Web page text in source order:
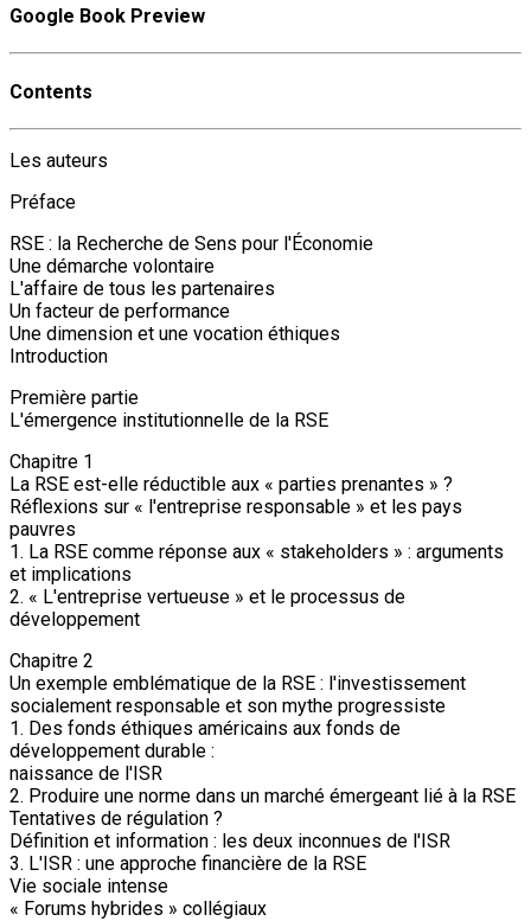
Google Book Preview
Contents
Les auteurs
Préface
RSE : la Recherche de Sens pour l'Économie
Une démarche volontaire
L'affaire de tous les partenaires
Un facteur de performance
Une dimension et une vocation éthiques
Introduction
Première partie
L'émergence institutionnelle de la RSE
Chapitre 1
La RSE est-elle réductible aux « parties prenantes » ?
Réflexions sur « l'entreprise responsable » et les pays
pauvres
1. La RSE comme réponse aux « stakeholders » : arguments
et implications
2. « L'entreprise vertueuse » et le processus de
développement
Chapitre 2
Un exemple emblématique de la RSE : l'investissement
socialement responsable et son mythe progressiste
1. Des fonds éthiques américains aux fonds de
développement durable :
naissance de l'ISR
2. Produire une norme dans un marché émergeant lié à la RSE
Tentatives de régulation ?
Définition et information : les deux inconnues de l'ISR
3. L'ISR : une approche financière de la RSE
Vie sociale intense
« Forums hybrides » collégiaux